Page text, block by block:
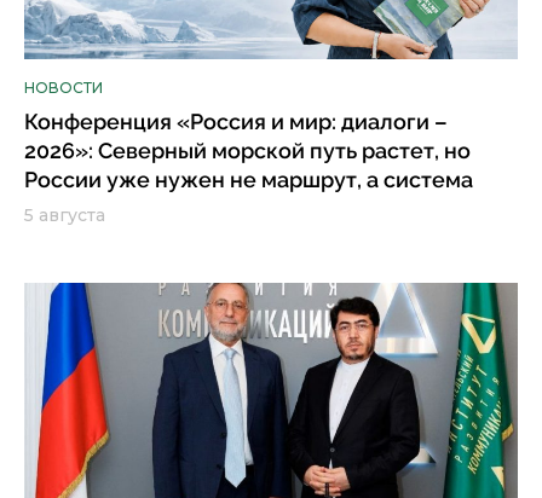
НОВОСТИ
Конференция «Россия и мир: диалоги –
2026»: Северный морской путь растет, но
России уже нужен не маршрут, а система
5 августа